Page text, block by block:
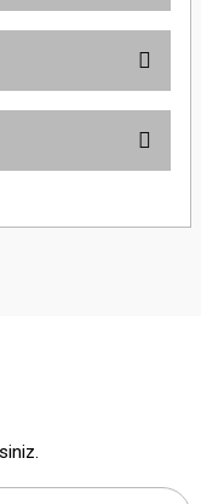
tarafımıza